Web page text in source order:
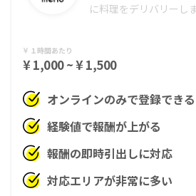
に料理をデリバリーしま
１時間あたり
¥ 1,000 ~ ¥ 1,500
オンラインのみで登録できる
経験値で報酬が上がる
報酬の即時引出しに対応
対応エリアが非常に多い